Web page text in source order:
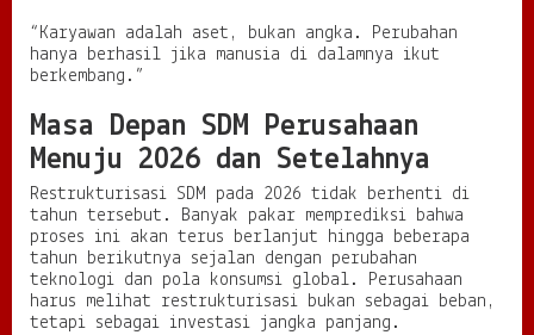
“Karyawan adalah aset, bukan angka. Perubahan
hanya berhasil jika manusia di dalamnya ikut
berkembang.”
Masa Depan SDM Perusahaan
Menuju 2026 dan Setelahnya
Restrukturisasi SDM pada 2026 tidak berhenti di
tahun tersebut. Banyak pakar memprediksi bahwa
proses ini akan terus berlanjut hingga beberapa
tahun berikutnya sejalan dengan perubahan
teknologi dan pola konsumsi global. Perusahaan
harus melihat restrukturisasi bukan sebagai beban,
tetapi sebagai investasi jangka panjang.